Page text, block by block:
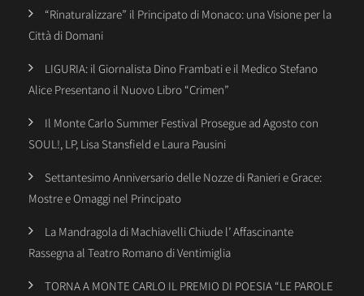
“Rinaturalizzare” il Principato di Monaco: una Visione per la
Città di Domani
LIGURIA: il Giornalista Dino Frambati e il Medico Stefano
Alice Presentano il Nuovo Libro “Crimen”
Il Monte Carlo Summer Festival Prosegue ad Agosto con
SOUL!, LP, Lisa Stansfield e Laura Pausini
Settantesimo Anniversario delle Nozze di Ranieri e Grace:
Mostre e Omaggi nel Principato
La Mandragola di Machiavelli Chiude l’ Affascinante
Rassegna al Teatro Romano di Ventimiglia
TORNA A MONTE CARLO IL PREMIO DI POESIA “LE PAROLE